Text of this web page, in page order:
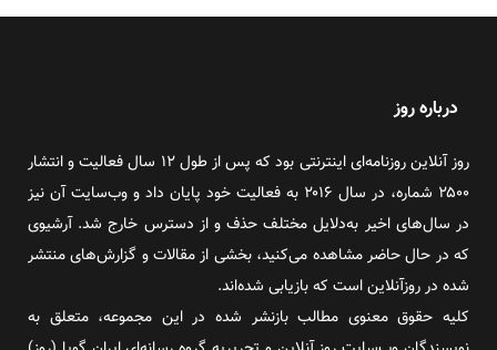
درباره روز
روز آنلاین روزنامه‌ای اینترنتی بود که پس از طول ۱۲ سال فعالیت و انتشار
۲۵۰۰ شماره، در سال ۲۰۱۶ به فعالیت خود پایان داد و وب‌سایت آن نیز
در سال‌های اخیر به‌دلایل مختلف حذف و از دسترس خارج شد. آرشیوی
که در حال حاضر مشاهده می‌کنید، بخشی از مقالات و گزارش‌های منتشر
شده در روزآنلاین است که بازیابی شده‌اند.
کلیه حقوق معنوی مطالب بازنشر شده در این مجموعه، متعلق به